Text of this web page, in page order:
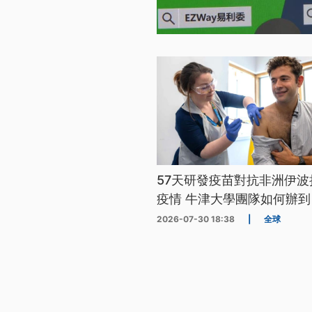
57天研發疫苗對抗非洲伊
疫情 牛津大學團隊如何辦
2026-07-30 18:38 全球